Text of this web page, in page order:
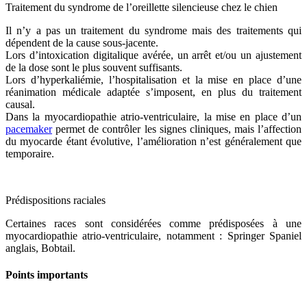
Traitement du syndrome de l’oreillette silencieuse chez le chien
Il n’y a pas un traitement du syndrome mais des traitements qui
dépendent de la cause sous-jacente.
Lors d’intoxication digitalique avérée, un arrêt et/ou un ajustement
de la dose sont le plus souvent suffisants.
Lors d’hyperkaliémie, l’hospitalisation et la mise en place d’une
réanimation médicale adaptée s’imposent, en plus du traitement
causal.
Dans la myocardiopathie atrio-ventriculaire, la mise en place d’un
pacemakerpermet de contrôler les signes cliniques, mais l’affection
du myocarde étant évolutive, l’amélioration n’est généralement que
temporaire.
Prédispositions raciales
Certaines races sont considérées comme prédisposées à une
myocardiopathie atrio-ventriculaire, notamment : Springer Spaniel
anglais, Bobtail.
Points importants